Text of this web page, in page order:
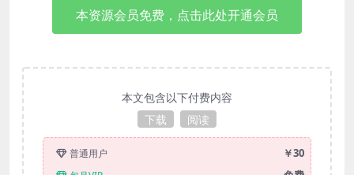
本资源会员免费，点击此处开通会员
本文包含以下付费内容
下载
阅读
普通用户 ￥30